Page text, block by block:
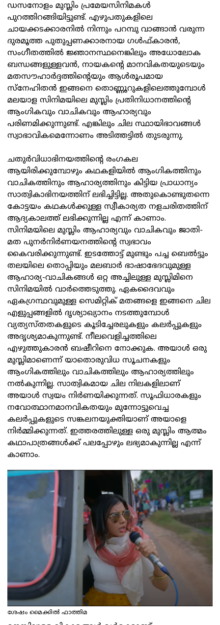
ഡസനോളം മുസ്ലിം പ്രമേയസിനിമകള്‍
പുറത്തിറങ്ങിയിട്ടുണ്ട്. എഴുപതുകളിലെ
ചായക്കടക്കാരനില്‍ നിന്നും പറമ്പു വാങ്ങാന്‍ വരുന്ന
ദുരമൂത്ത പുതുപ്പണക്കാരനായ ഗള്‍ഫ്കാരന്‍,
സംഗീതത്തില്‍ ജ്ഞാനസ്ഥനെങ്കിലും അധോലോക
ബന്ധങ്ങളുള്ളവന്‍, നായകന്റെ മാനവികതയുടെയും
മതസൗഹാര്‍ദ്ദത്തിന്റെയും ആള്‍രൂപമായ
സ്‌നേഹിതന്‍ ഇങ്ങനെ തൊണ്ണൂറുകളിലെത്തുമ്പോള്‍
മലയാള സിനിമയിലെ മുസ്ലിം പ്രതിനിധാനത്തിന്റെ
ആംഗികവും വാചികവും ആഹാര്യവും
പരിണമിക്കുന്നുണ്ട്. എങ്കിലും ചില സ്ഥായിഭാവങ്ങള്‍
സ്വാഭാവികമെന്നോണം അടിത്തട്ടില്‍ തുടരുന്നു.
ചതുര്‍വിധാഭിനയത്തിന്റെ രംഗകല
ആയിരിക്കുമ്പോഴും കഥകളിയില്‍ ആംഗികത്തിനും
വാചികത്തിനും ആഹാര്യത്തിനും കിട്ടിയ പ്രാധാന്യം
സാത്വികാഭിനയത്തിന് ലഭിച്ചിട്ടില്ല. അതുകൊണ്ടുതന്നെ
കോട്ടയം കഥകള്‍ക്കുള്ള സ്വീകാര്യത നളചരിതത്തിന്
ആദ്യകാലത്ത് ലഭിക്കുന്നില്ല എന്ന് കാണാം.
സിനിമയിലെ മുസ്ലിം ആഹാര്യവും വാചികവും ജാതി-
മത പുനര്‍നിര്‍ണയനത്തിന്റെ സ്വഭാവം
കൈവരിക്കുന്നുണ്ട്. ഇടത്തോട്ട് മുണ്ടും പച്ച ബെല്‍ട്ടും
തലയിലെ തൊപ്പിയും മലബാര്‍ ഭാഷാഭേദവുമുള്ള
ആഹാര്യ-വാചികങ്ങള്‍ ഒറ്റ അച്ചിലുള്ള മുസ്ലിമിനെ
സിനിമയില്‍ വാര്‍ത്തെടുത്തു. ഏകദൈവവും
ഏകഗ്രന്ഥവുമുള്ള സെമിറ്റിക് മതങ്ങളെ ഇങ്ങനെ ചില
എളുപ്പങ്ങളില്‍ ദൃശ്യാഖ്യാനം നടത്തുമ്പോള്‍
വ്യത്യസ്തതകളുടെ കൂടിച്ചേരലുകളും കലര്‍പ്പുകളും
അദൃശ്യമാകുന്നുണ്ട്. നീലവെളിച്ചത്തിലെ
എഴുത്തുകാരന്‍ ബഷീറിനെ നോക്കുക. അയാള്‍ ഒരു
മുസ്ലിമാണെന്ന് യാതൊരുവിധ സൂചനകളും
ആംഗികത്തിലും വാചികത്തിലും ആഹാര്യത്തിലും
നല്‍കുന്നില്ല. സാത്വികമായ ചില നിലകളിലാണ്
അയാള്‍ സ്വയം നിര്‍ണയിക്കുന്നത്. സൂഫിധാരകളും
നവോത്ഥാനമാനവികതയും മുന്നോട്ടുവെച്ച
കലര്‍പ്പുകളുടെ സങ്കലനയുക്തിയാണ് അയാളെ
നിര്‍മ്മിക്കുന്നത്. ഇത്തരത്തിലുള്ള ഒരു മുസ്ലിം ആത്മം
കഥാപാത്രങ്ങള്‍ക്ക് പലപ്പോഴും ലഭ്യമാകുന്നില്ല എന്ന്
കാണാം.
ശേഷം മൈക്കില്‍ ഫാത്തിമ